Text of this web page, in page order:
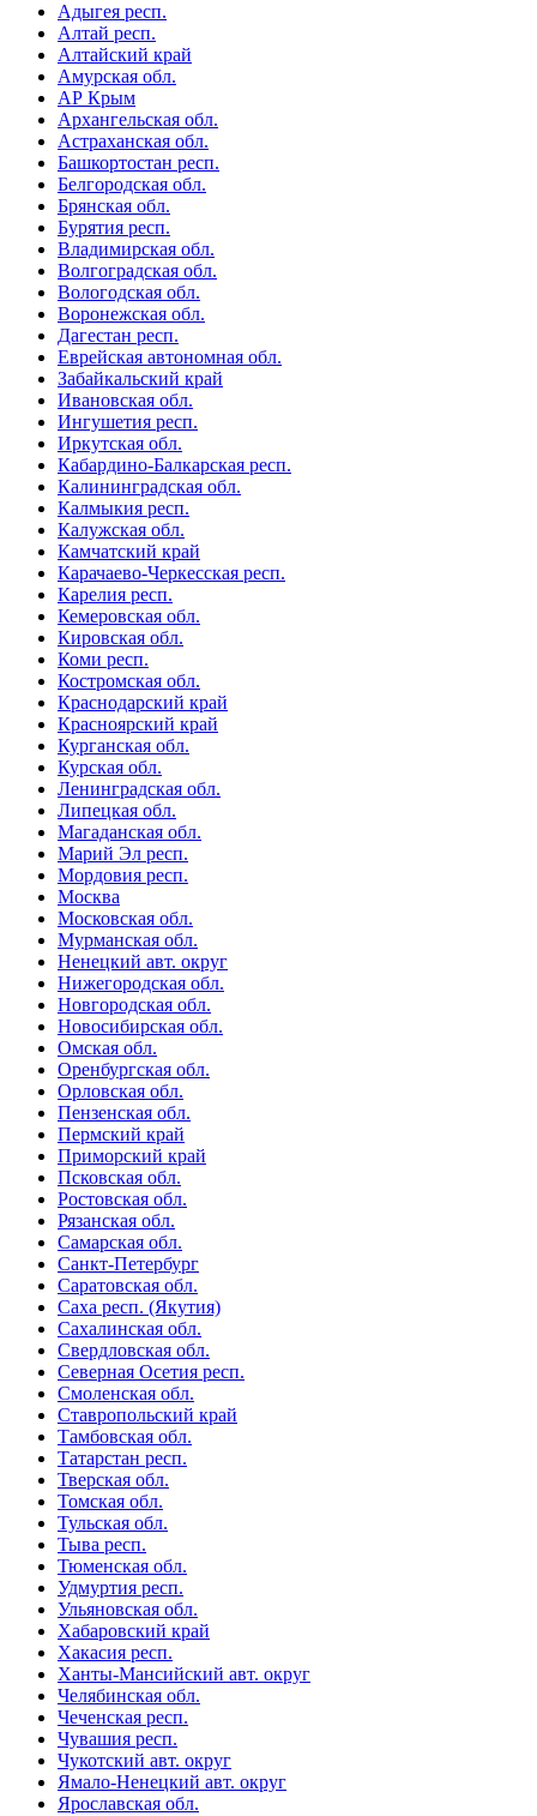
Адыгея респ.
Алтай респ.
Алтайский край
Амурская обл.
АР Крым
Архангельская обл.
Астраханская обл.
Башкортостан респ.
Белгородская обл.
Брянская обл.
Бурятия респ.
Владимирская обл.
Волгоградская обл.
Вологодская обл.
Воронежская обл.
Дагестан респ.
Еврейская автономная обл.
Забайкальский край
Ивановская обл.
Ингушетия респ.
Иркутская обл.
Кабардино-Балкарская респ.
Калининградская обл.
Калмыкия респ.
Калужская обл.
Камчатский край
Карачаево-Черкесская респ.
Карелия респ.
Кемеровская обл.
Кировская обл.
Коми респ.
Костромская обл.
Краснодарский край
Красноярский край
Курганская обл.
Курская обл.
Ленинградская обл.
Липецкая обл.
Магаданская обл.
Марий Эл респ.
Мордовия респ.
Москва
Московская обл.
Мурманская обл.
Ненецкий авт. округ
Нижегородская обл.
Новгородская обл.
Новосибирская обл.
Омская обл.
Оренбургская обл.
Орловская обл.
Пензенская обл.
Пермский край
Приморский край
Псковская обл.
Ростовская обл.
Рязанская обл.
Самарская обл.
Санкт-Петербург
Саратовская обл.
Саха респ. (Якутия)
Сахалинская обл.
Свердловская обл.
Северная Осетия респ.
Смоленская обл.
Ставропольский край
Тамбовская обл.
Татарстан респ.
Тверская обл.
Томская обл.
Тульская обл.
Тыва респ.
Тюменская обл.
Удмуртия респ.
Ульяновская обл.
Хабаровский край
Хакасия респ.
Ханты-Мансийский авт. округ
Челябинская обл.
Чеченская респ.
Чувашия респ.
Чукотский авт. округ
Ямало-Ненецкий авт. округ
Ярославская обл.